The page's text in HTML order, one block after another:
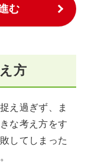
む
方
え過ぎず、ま
な考え方をす
してしまった